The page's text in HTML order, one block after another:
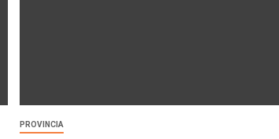
PROVINCIA